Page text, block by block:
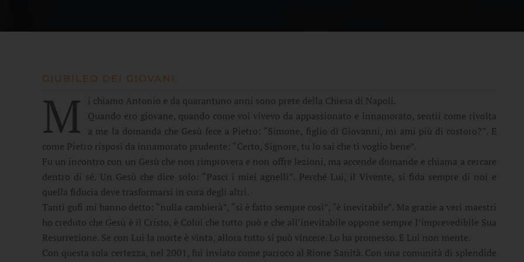
GIUBILEO DEI GIOVANI
M
i chiamo Antonio e da quarantuno anni sono prete della Chiesa di Napoli.
Quando ero giovane, quando come voi vivevo da appassionato e innamorato, sentii come rivolta
a me la domanda che Gesù fece a Pietro: “Simone, figlio di Giovanni, mi ami più di costoro?”. E
come Pietro risposi da innamorato prudente: “Certo, Signore, tu lo sai che ti voglio bene”.
Fu un incontro con un Gesù che non rimprovera e non offre lezioni, ma accende domande e chiama a cercare
dentro di sé. Un Gesù che dice solo: “Pasci i miei agnelli”. Perché Lui, il Vivente, si fida sempre di noi e
quella fiducia deve trasformarsi in cura degli altri.
Tanti gufi mi hanno detto: “nulla cambierà”, “si è fatto sempre così”, “è inevitabile”. Ma grazie a veri maestri
ho creduto che Gesù è il Cristo, è Colui che tutto può e che all’inevitabile oppone sempre l’imprevedibile Sua
Resurrezione. Se con Lui la morte è vinta, allora tutto si può vincere. Lo ha promesso. E Lui non mente.
Con questa sola certezza, nel 2001, fui inviato come parroco al Rione Sanità. Con una comunità di splendide